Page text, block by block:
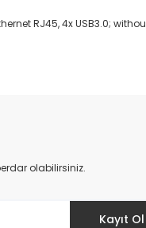
RJ45, 4x USB3.0;
olabilirsiniz.
Kayıt Ol